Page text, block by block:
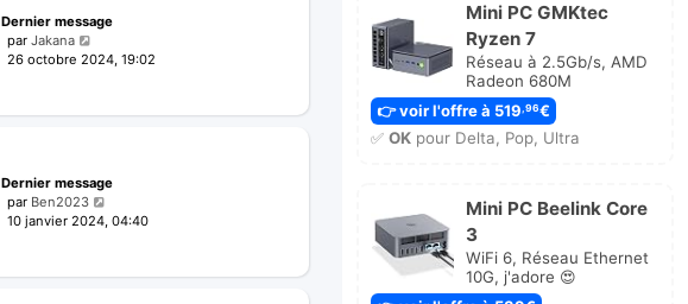
Dernier message
par Jakana
26 octobre 2024, 19:02
Dernier message
par Ben2023
10 janvier 2024, 04:40
Mini PC GMKtec
Ryzen 7
Réseau à 2.5Gb/s, AMD
Radeon 680M
👉 voir l'offre à 519,96€
✅ OKpour Delta, Pop, Ultra
Mini PC Beelink Core
3
WiFi 6, Réseau Ethernet
10G, j'adore 😍